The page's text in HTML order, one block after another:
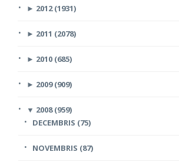
► 2012 (1931)
► 2011 (2078)
► 2010 (685)
► 2009 (909)
▼ 2008 (959)
DECEMBRIS (75)
NOVEMBRIS (87)